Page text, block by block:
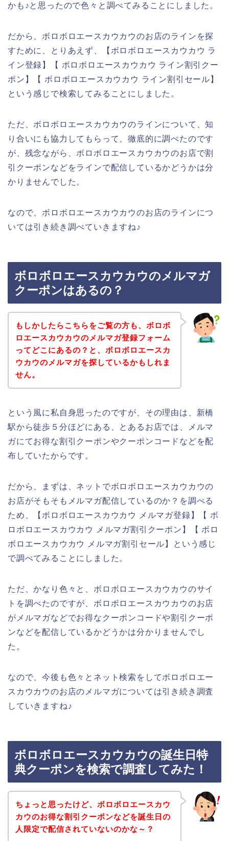
かも♪と思ったので色々と調べてみることにしました。
だから、ボロボロエースカウカウのお店のラインを探
すために、とりあえず、【ボロボロエースカウカウ ラ
イン登録】【 ボロボロエースカウカウ ライン割引クー
ポン】【 ボロボロエースカウカウ ライン割引セール】
という感じで検索してみることにしました。
ただ、ボロボロエースカウカウのラインについて、知
り合いにも協力してもらって、徹底的に調べたのです
が、残念ながら、ボロボロエースカウカウのお店で割
引クーポンなどをラインで配信しているかどうかは分
かりませんでした。
なので、ボロボロエースカウカウのお店のラインにつ
いては引き続き調べていきますね♪
ボロボロエースカウカウのメルマガ
クーポンはあるの？
もしかしたらこちらをご覧の方も、ボロボ
ロエースカウカウのメルマガ登録フォーム
ってどこにあるの？と、ボロボロエースカ
ウカウのメルマガを探しているかもしれま
せん。
という風に私自身思ったのですが、その理由は、新橋
駅から徒歩５分ほどにある、とあるお店では、メルマ
ガにてお得な割引クーポンやクーポンコードなどを配
布していたからです。
だから、まずは、ネットでボロボロエースカウカウの
お店がそもそもメルマガ配信しているのか？を調べる
ため、【ボロボロエースカウカウ メルマガ登録】【 ボ
ロボロエースカウカウ メルマガ割引クーポン】【 ボロ
ボロエースカウカウ メルマガ割引セール】という感じ
で調べてみることにしました。
ただ、かなり色々と、ボロボロエースカウカウのサイ
トを調べたのですが、ボロボロエースカウカウのお店
がメルマガなどでお得なクーポンコードや割引クーポ
ンなどを配信しているかどうかは分かりませんでし
た。
なので、今後も色々とネット検索をしてボロボロエー
スカウカウのお店のメルマガについては引き続き調査
していきますね♪
ボロボロエースカウカウの誕生日特
典クーポンを検索で調査してみた！
ちょっと思ったけど、ボロボロエースカウ
カウのお得な割引クーポンなどを誕生日の
人限定で配信されていないのかな～？